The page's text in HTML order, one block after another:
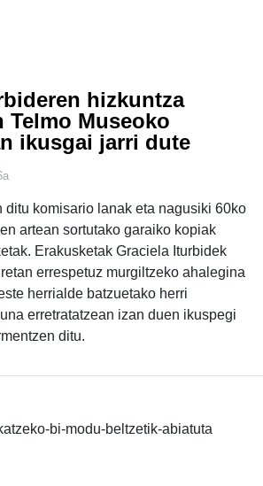
hizkuntza
Telmo Museoko
ikusgai jarri dute
ditu komisario lanak eta nagusiki 60ko
artean sortutako garaiko kopiak
Erakusketak Graciela Iturbidek
errespetuz murgiltzeko ahalegina
herrialde batzuetako herri
erretratatzean izan duen ikuspegi
ditu.